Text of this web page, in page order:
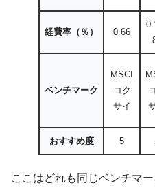
経費率（％） 0.66
ベンチマーク
MSCI
コク
サイ
おすすめ度 5
ここはどれも同じベンチマ